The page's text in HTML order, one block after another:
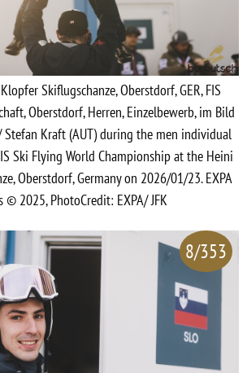
Skiflugschanze, Oberstdorf, GER, FIS
Oberstdorf, Herren, Einzelbewerb, im Bild
Stefan Kraft (AUT) during the men individual
Ski Flying World Championship at the Heini
Oberstdorf, Germany on 2026/01/23. EXPA
© 2025, PhotoCredit: EXPA/ JFK
8/353